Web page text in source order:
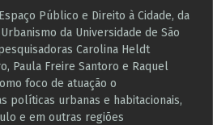
Público e Direito à Cidade, da
da Universidade de São
Carolina Heldt
Paula Freire Santoro e Raquel
foco de atuação o
políticas urbanas e habitacionais,
e ​em outras regiões